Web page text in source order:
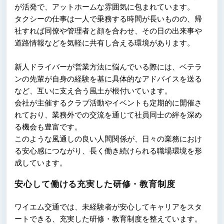
が活発で、アットホームな雰囲気に包まれています。
タクシーの仕事は一人で乗務する時間が長いものの、帰
社すれば同僚や管理者と顔を合わせ、その日の出来事や
道路情報などを気軽に共有し合える環境があります。
新人ドライバーが営業方法に悩んでいる際には、ベテラ
ンの先輩が自身の経験を基に具体的なアドバイスを送る
など、互いに支え合う風土が根付いています。
会社が主催するクラブ活動やイベントも定期的に開催さ
れており、業務外での交流を通じて社員同士の絆を深め
る機会も豊富です。
このような風通しの良い人間関係が、日々の業務におけ
る安心感につながり、長く働き続けられる職場環境を形
成しています。
安心して働ける充実した研修・教育制度
ワイエム交通では、未経験者が安心してキャリアをスタ
ートできる、充実した研修・教育制度を整えています。